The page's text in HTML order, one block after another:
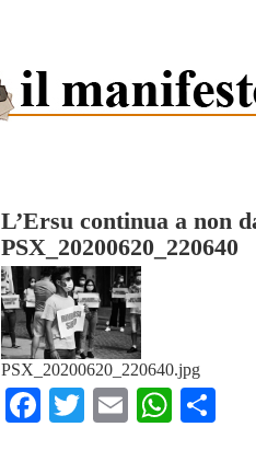
L’Ersu continua a non
PSX_20200620_220640
PSX_20200620_220640.jpg
Facebook
TwitterEmail